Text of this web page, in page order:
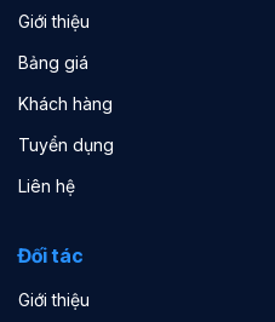
Giới thiệu
Bảng giá
Khách hàng
Tuyển dụng
Liên hệ
Đối tác
Giới thiệu